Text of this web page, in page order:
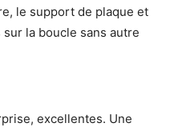
le support de plaque et
la boucle sans autre
excellentes. Une